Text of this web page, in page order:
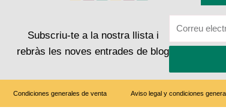
Subscriu-te a la nostra llista i
rebràs les noves entrades de blog
Condiciones generales de venta Aviso legal y condiciones